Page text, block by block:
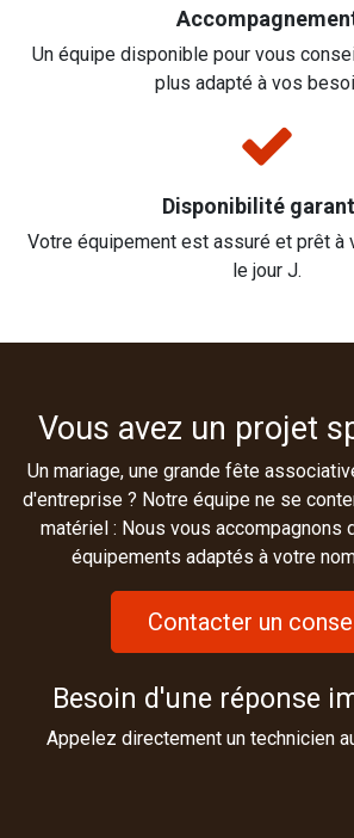
Un équipe disponible pour vous
plus adapté à vos
Disponibilité
Votre équipement est assuré et prêt à
le jour J.
Vous avez un projet
Un mariage, une grande fête
d'entreprise ? Notre équipe ne se
matériel : Nous vous accompagnons
équipements adaptés à votre
Contacter un
Besoin d'une réponse
Appelez directement un technicien